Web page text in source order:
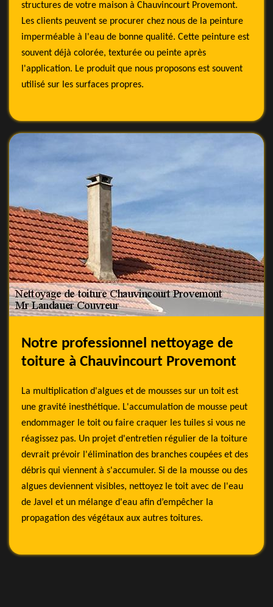
structures de votre maison à Chauvincourt Provemont.
Les clients peuvent se procurer chez nous de la peinture
imperméable à l'eau de bonne qualité. Cette peinture est
souvent déjà colorée, texturée ou peinte après
l'application. Le produit que nous proposons est souvent
utilisé sur les surfaces propres.
Notre professionnel nettoyage de
toiture à Chauvincourt Provemont
La multiplication d'algues et de mousses sur un toit est
une gravité inesthétique. L'accumulation de mousse peut
endommager le toit ou faire craquer les tuiles si vous ne
réagissez pas. Un projet d'entretien régulier de la toiture
devrait prévoir l'élimination des branches coupées et des
débris qui viennent à s'accumuler. Si de la mousse ou des
algues deviennent visibles, nettoyez le toit avec de l'eau
de Javel et un mélange d'eau afin d’empêcher la
propagation des végétaux aux autres toitures.